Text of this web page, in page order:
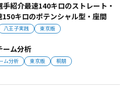
介最速140キロのストレート・
キロのポテンシャル型・座間
八王子実践 東京版
ーム分析
ム分析 東京版 桐朋